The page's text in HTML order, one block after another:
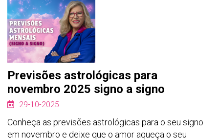
Previsões astrológicas para
novembro 2025 signo a signo
29-10-2025
Conheça as previsões astrológicas para o seu signo
em novembro e deixe que o amor aqueça o seu